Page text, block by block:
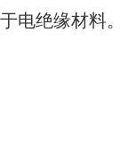
于电绝缘材料。